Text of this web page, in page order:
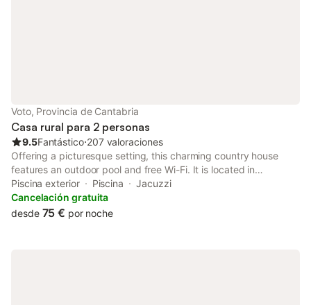
Voto, Provincia de Cantabria
Casa rural para 2 personas
9.5Fantástico⋅207 valoraciones
Offering a picturesque setting, this charming country house
features an outdoor pool and free Wi-Fi. It is located in
Secadura, 10 minutes’ drive from the beaches on the
Cantabrian coast. Rooms feature fantastic mountain views.
Piscina exterior Piscina
Jacuzzi
Cancelación gratuita
desde 75 € por noche